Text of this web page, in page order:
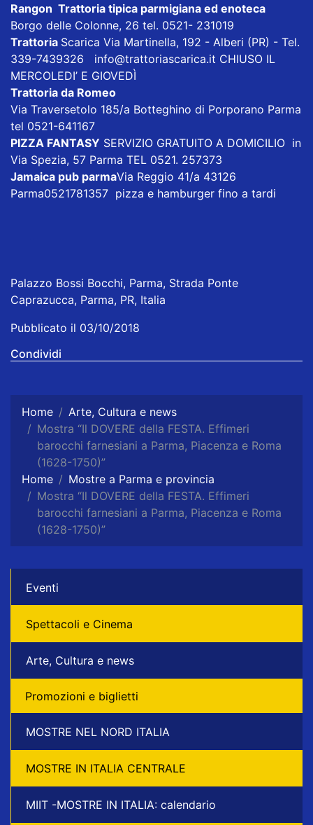
Rangon Trattoria tipica parmigiana ed enoteca
Borgo delle Colonne, 26 tel. 0521- 231019
Trattoria Scarica Via Martinella, 192 - Alberi (PR) - Tel.
339-7439326 info@trattoriascarica.it CHIUSO IL
MERCOLEDI’ E GIOVEDÌ
Trattoria da Romeo
Via Traversetolo 185/a Botteghino di Porporano Parma
tel 0521-641167
PIZZA FANTASY SERVIZIO GRATUITO A DOMICILIO in
Via Spezia, 57 Parma TEL 0521. 257373
Jamaica pub parmaVia Reggio 41/a 43126
Parma0521781357 pizza e hamburger fino a tardi
Palazzo Bossi Bocchi, Parma, Strada Ponte
Caprazucca, Parma, PR, Italia
Pubblicato il 03/10/2018
Condividi
Home
Arte, Cultura e news
Mostra “Il DOVERE della FESTA. Effimeri
barocchi farnesiani a Parma, Piacenza e Roma
(1628-1750)”
Home
Mostre a Parma e provincia
Mostra “Il DOVERE della FESTA. Effimeri
barocchi farnesiani a Parma, Piacenza e Roma
(1628-1750)”
Eventi
Spettacoli e Cinema
Arte, Cultura e news
Promozioni e biglietti
MOSTRE NEL NORD ITALIA
MOSTRE IN ITALIA CENTRALE
MIIT -MOSTRE IN ITALIA: calendario